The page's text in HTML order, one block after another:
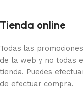
Tienda online
Todas las
de la web y no todas
tienda. Puedes
de efectuar compra.